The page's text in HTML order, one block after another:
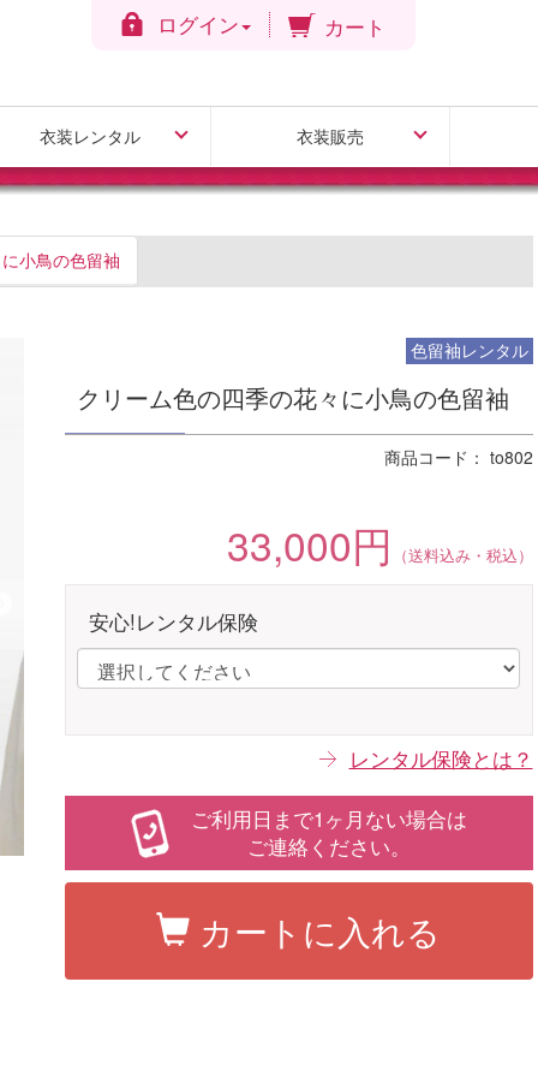
ログイン カート
衣装レンタル
引振袖レンタル
色打掛レンタル
白無垢レンタル
色掛下レンタル
衣装販売
白無垢販売
ドレス販売
小鳥の色留袖
色留袖レンタル
クリーム色の四季の花々に小鳥の色留袖
商品コード： to802
33,000円 （送料込み・税込）
安心!レンタル保険
レンタル保険とは？
ご利用日まで1ヶ月ない場合は
ご連絡ください。
カートに入れる